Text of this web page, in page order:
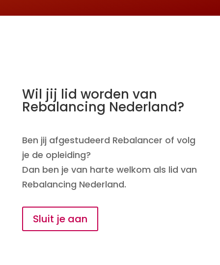
Wil jij lid worden van
Rebalancing Nederland?
Ben jij afgestudeerd Rebalancer of volg
je de opleiding?
Dan ben je van harte welkom als lid van
Rebalancing Nederland.
Sluit je aan